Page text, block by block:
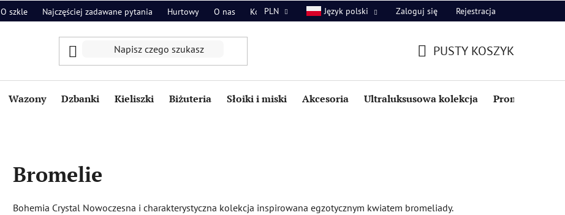
O szkle Najczęściej zadawane pytania Hurtowy O nas Kontakt
PLN Język polski Zaloguj się Rejestracja
PUSTY KOSZYK
Wazony Dzbanki Kieliszki Biżuteria Słoiki i miski Akcesoria Ultraluksusowa kolekcja Promocje i
Bromelie
Bohemia Crystal Nowoczesna i charakterystyczna kolekcja inspirowana egzotycznym kwiatem bromeliady.